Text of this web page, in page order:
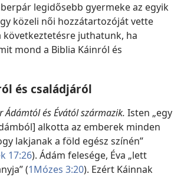
legidősebb gyermeke az egyik
közeli női hozzátartozóját vette
következtetésre juthatunk, ha
mond a Biblia Káinról és
és családjáról
Ádámtól és Évától származik. Isten „egy
alkotta az emberek minden
lakjanak a föld egész színén”
17:26). Ádám felesége, Éva „lett
(1Mózes 3:20). Ezért Káinnak